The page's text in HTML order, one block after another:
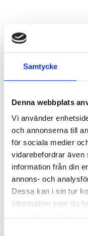
Samtycke
Denna webbplats
Vi använder
och annonserna till
för sociala medier
vidarebefordrar även
information från din
annons- och
Dessa kan i sin tur
information som du